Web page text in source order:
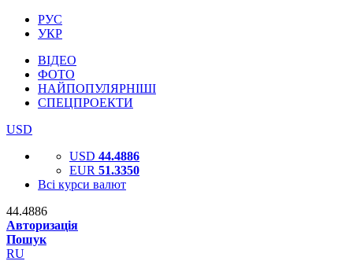
РУС
УКР
ВІДЕО
ФОТО
НАЙПОПУЛЯРНІШІ
СПЕЦПРОЕКТИ
USD
USD 44.4886
EUR 51.3350
Всі курси валют
44.4886
Авторизація
Пошук
RU